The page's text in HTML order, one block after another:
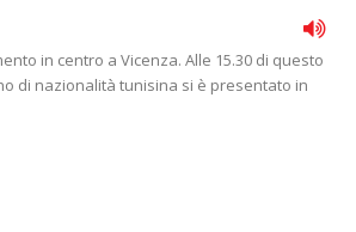
in centro a Vicenza. Alle 15.30 di questo
di nazionalità tunisina si è presentato in